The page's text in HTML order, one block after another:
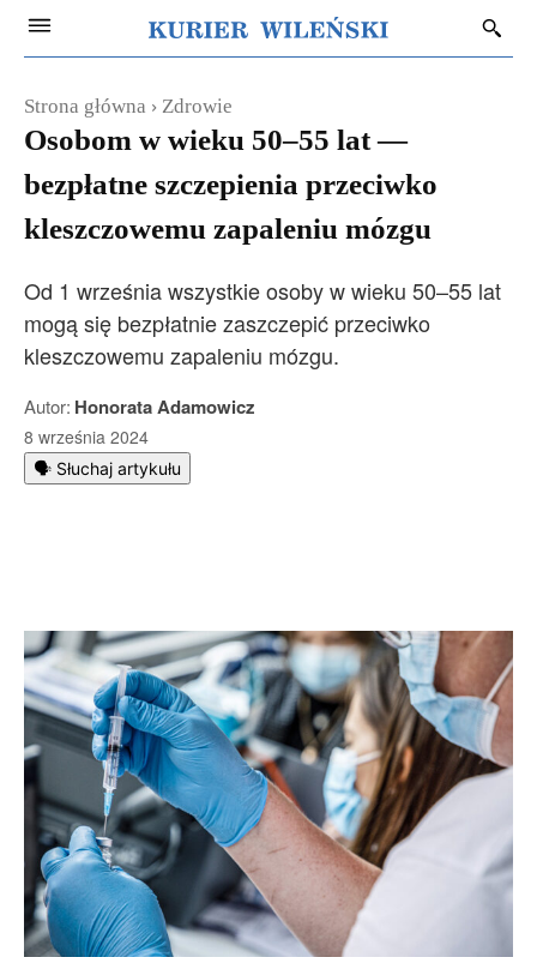
Strona główna Zdrowie
Osobom w wieku 50–55 lat —
bezpłatne szczepienia przeciwko
kleszczowemu zapaleniu mózgu
Od 1 września wszystkie osoby w wieku 50–55 lat
mogą się bezpłatnie zaszczepić przeciwko
kleszczowemu zapaleniu mózgu.
Autor: Honorata Adamowicz
8 września 2024
🗣️ Słuchaj artykułu